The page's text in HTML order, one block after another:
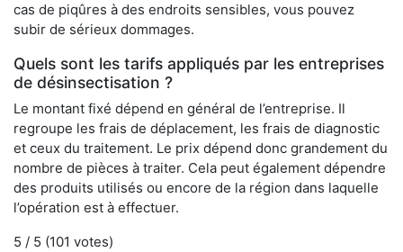
cas de piqûres à des endroits sensibles, vous pouvez
subir de sérieux dommages.
Quels sont les tarifs appliqués par les entreprises
de désinsectisation ?
Le montant fixé dépend en général de l’entreprise. Il
regroupe les frais de déplacement, les frais de diagnostic
et ceux du traitement. Le prix dépend donc grandement du
nombre de pièces à traiter. Cela peut également dépendre
des produits utilisés ou encore de la région dans laquelle
l’opération est à effectuer.
5 / 5 (101 votes)